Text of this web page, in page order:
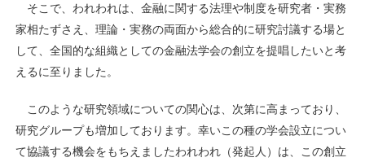
そこで、われわれは、金融に関する法理や制度を研究者・実務
家相たずさえ、理論・実務の両面から総合的に研究討議する場と
して、全国的な組織としての金融法学会の創立を提唱したいと考
えるに至りました。
このような研究領域についての関心は、次第に高まっており、
研究グループも増加しております。幸いこの種の学会設立につい
て協議する機会をもちえましたわれわれ（発起人）は、この創立